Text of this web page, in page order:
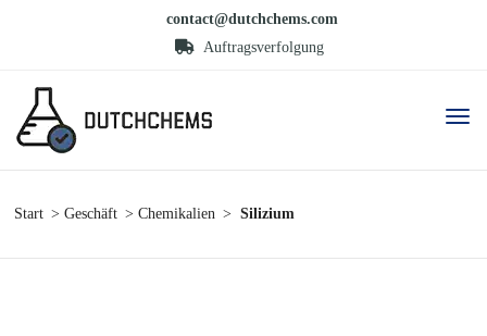
contact@dutchchems.com
Auftragsverfolgung
Start Geschäft Chemikalien Silizium